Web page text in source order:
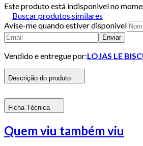
Este produto está indisponivel no
Buscar produtos similares
Avise-me quando estiver disponivel
Enviar
Vendido e entregue por:LOJAS LE
Descrição do produto
Ficha Técnica
Quem viu também viu